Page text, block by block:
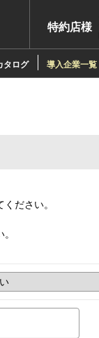
タログ 導入企業一覧
特約店様
ださい。